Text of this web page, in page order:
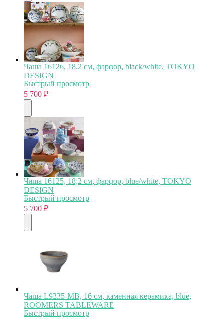
Чаша 16126, 18,2 см, фарфор, black/white, TOKYO
DESIGN
Быстрый просмотр
5 700 ₽
Чаша 16125, 18,2 см, фарфор, blue/white, TOKYO
DESIGN
Быстрый просмотр
5 700 ₽
Чаша L9335-MB, 16 см, каменная керамика, blue,
ROOMERS TABLEWARE
Быстрый просмотр